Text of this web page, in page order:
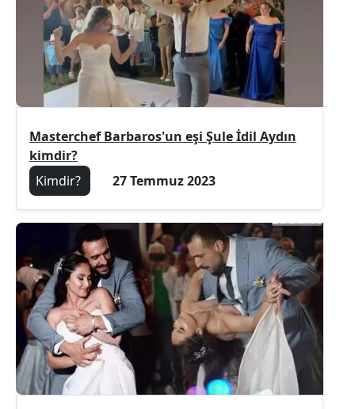
Masterchef Barbaros'un eşi Şule İdil Aydın
kimdir?
Kimdir?
27 Temmuz 2023